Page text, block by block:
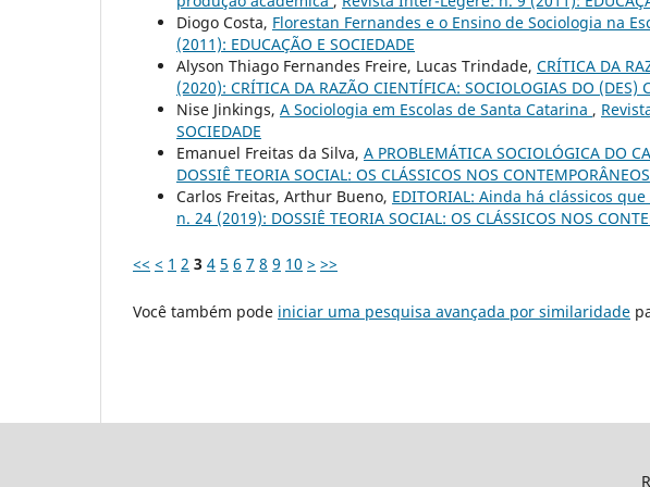
Diogo Costa, Florestan Fernandes e o Ensino de Sociologia na
(2011): EDUCAÇÃO E SOCIEDADE
Alyson Thiago Fernandes Freire, Lucas Trindade, CRÍTICA DA
(2020): CRÍTICA DA RAZÃO CIENTÍFICA: SOCIOLOGIAS DO (DES)
Nise Jinkings, A Sociologia em Escolas de Santa Catarina ,
SOCIEDADE
Emanuel Freitas da Silva, A PROBLEMÁTICA SOCIOLÓGICA DO
DOSSIÊ TEORIA SOCIAL: OS CLÁSSICOS NOS CONTEMPORÂNEOS
Carlos Freitas, Arthur Bueno, EDITORIAL: Ainda há clássicos
n. 24 (2019): DOSSIÊ TEORIA SOCIAL: OS CLÁSSICOS NOS
<< < 1 2 3 4 5 6 7 8 9 10 > >>
Você também pode iniciar uma pesquisa avançada por similaridade